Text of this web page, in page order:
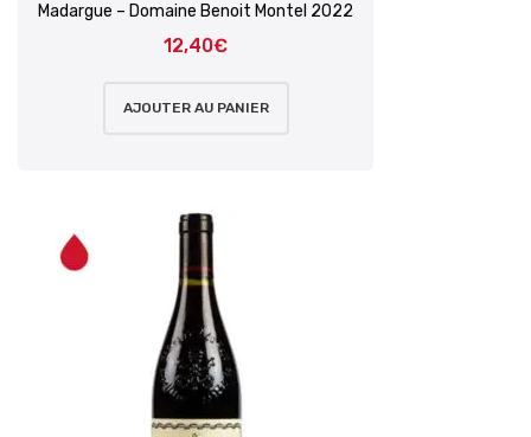
Madargue – Domaine Benoit Montel 2022
12,40€
AJOUTER AU PANIER